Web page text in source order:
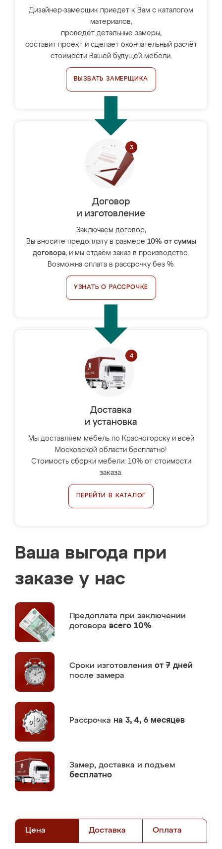
Дизайнер-замерщик приедет к Вам с каталогом
материалов,
проведёт детальные замеры,
составит проект и сделает окончательный расчёт
стоимости Вашей будущей мебели.
ВЫЗВАТЬ ЗАМЕРЩИКА
Договор
и изготовление
Заключаем договор,
Вы вносите предоплату в размере 10% от суммы
договора, и мы отдаём заказ в производство.
Возможна оплата в рассрочку без %.
УЗНАТЬ О РАССРОЧКЕ
Доставка
и установка
Мы доставляем мебель по Красногорску и всей
Московской области бесплатно!
Стоимость сборки мебели: 10% от стоимости
заказа.
ПЕРЕЙТИ В КАТАЛОГ
Ваша выгода при
заказе у нас
Предоплата при заключении
договора всего 10%
Сроки изготовления от 7 дней
после замера
Рассрочка на 3, 4, 6 месяцев
Замер, доставка и подъем
бесплатно
Цена Доставка Оплата